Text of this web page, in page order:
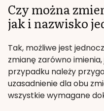
Czy można
jak i nazwisko
Tak, możliwe jest
zmianę zarówno
przypadku należy
uzasadnienie dla obu
wszystkie wymagane